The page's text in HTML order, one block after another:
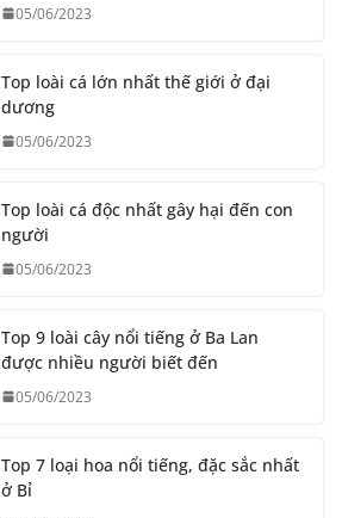
05/06/2023
Top loài cá lớn nhất thế giới ở đại
dương
05/06/2023
Top loài cá độc nhất gây hại đến con
người
05/06/2023
Top 9 loài cây nổi tiếng ở Ba Lan
được nhiều người biết đến
05/06/2023
Top 7 loại hoa nổi tiếng, đặc sắc nhất
ở Bỉ